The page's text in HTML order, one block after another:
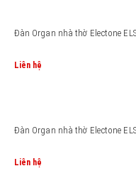
Đàn Organ nhà thờ Electone
Liên hệ
Đàn Organ nhà thờ Electone
Liên hệ